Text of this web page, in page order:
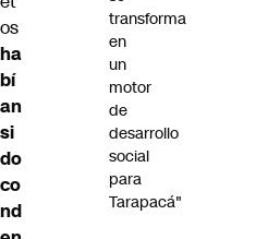
os
ha
bí
an
si
do
co
nd
transforma
en
un
motor
de
desarrollo
social
para
Tarapacá"